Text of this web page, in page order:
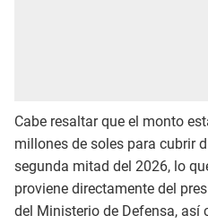
Cabe resaltar que el monto
millones de soles para cubrir
segunda mitad del 2026, lo
proviene directamente del
del Ministerio de Defensa, así